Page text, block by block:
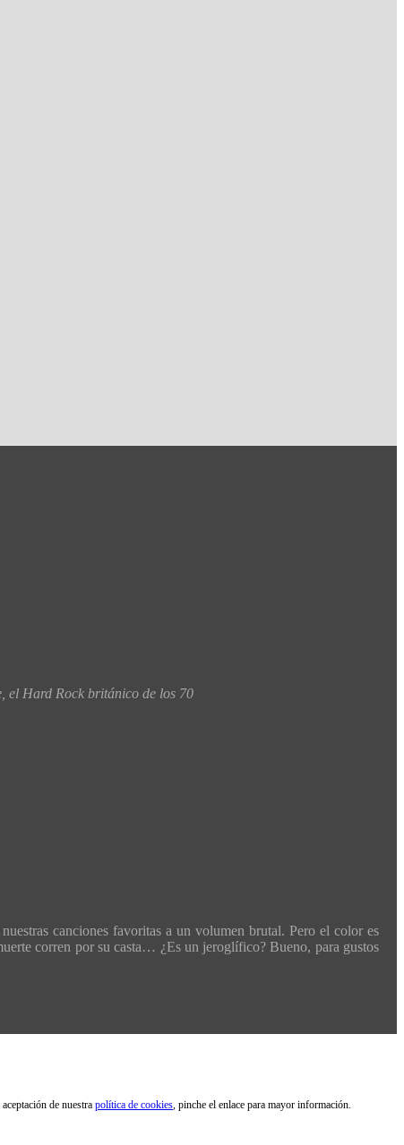
el Hard Rock británico de los 70
canciones favoritas a un volumen brutal. Pero el color es
corren por su casta… ¿Es un jeroglífico? Bueno, para gustos
de nuestra política de cookies, pinche el enlace para mayor información.